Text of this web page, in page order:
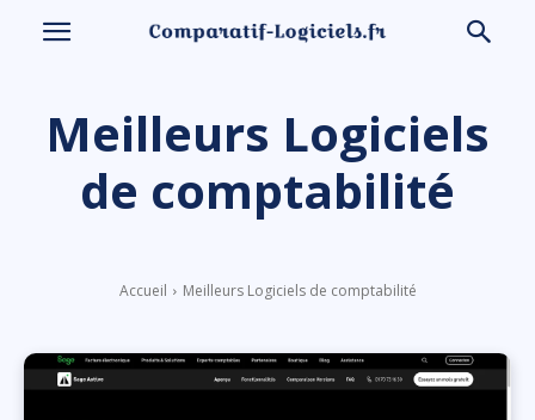
Meilleurs Logiciels
de comptabilité
Accueil Meilleurs Logiciels de comptabilité